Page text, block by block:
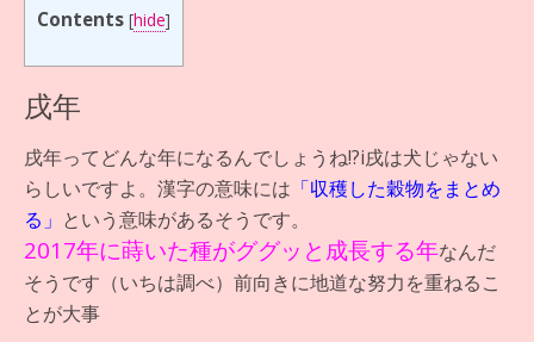
Contents [hide]
戌年
戌年ってどんな年になるんでしょうね!?i戌は犬じゃない
らしいですよ。漢字の意味には 「収穫した穀物をまとめ
る」 という意味があるそうです。
2017年に蒔いた種がググッと成長する年なんだ
そうです（いちは調べ）前向きに地道な努力を重ねるこ
とが大事